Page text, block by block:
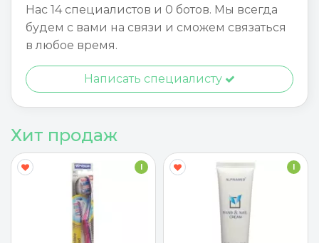
Нас 14 специалистов и 0 ботов. Мы всегда
будем с вами на связи и сможем связаться
в любое время.
Написать специалисту
Хит продаж